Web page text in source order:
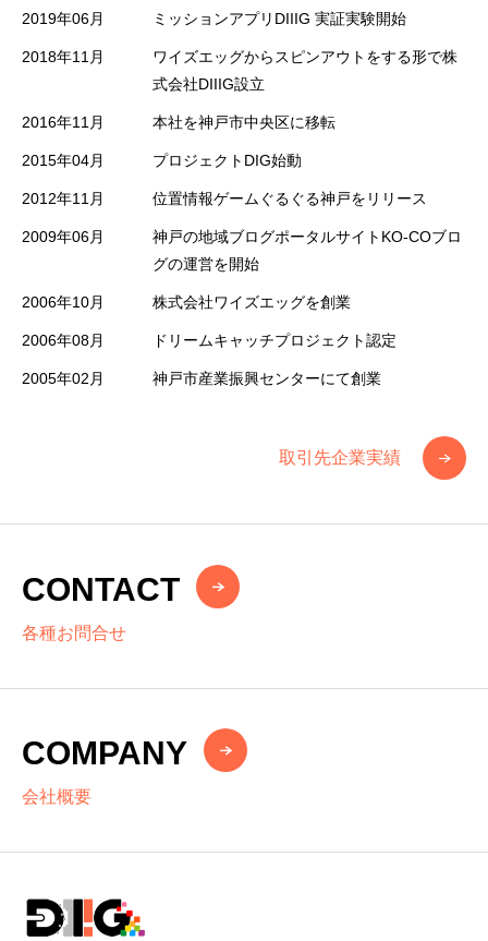
2019年06月 ミッションアプリDIIIG 実証実験開始
2018年11月
ワイズエッグからスピンアウトをする形で株
式会社DIIIG設立
2016年11月 本社を神戸市中央区に移転
2015年04月 プロジェクトDIG始動
2012年11月 位置情報ゲームぐるぐる神戸をリリース
2009年06月
神戸の地域ブログポータルサイトKO-COブロ
グの運営を開始
2006年10月 株式会社ワイズエッグを創業
2006年08月 ドリームキャッチプロジェクト認定
2005年02月 神戸市産業振興センターにて創業
取引先企業実績
CONTACT
各種お問合せ
COMPANY
会社概要